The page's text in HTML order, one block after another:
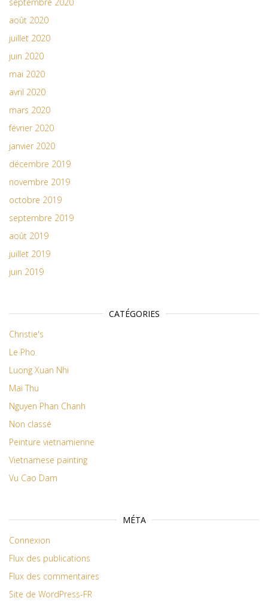
août 2020
juillet 2020
juin 2020
mai 2020
avril 2020
mars 2020
février 2020
janvier 2020
décembre 2019
novembre 2019
octobre 2019
septembre 2019
août 2019
juillet 2019
juin 2019
CATÉGORIES
Christie's
Le Pho
Luong Xuan Nhi
Mai Thu
Nguyen Phan Chanh
Non classé
Peinture vietnamienne
Vietnamese painting
Vu Cao Dam
MÉTA
Connexion
Flux des publications
Flux des commentaires
Site de WordPress-FR